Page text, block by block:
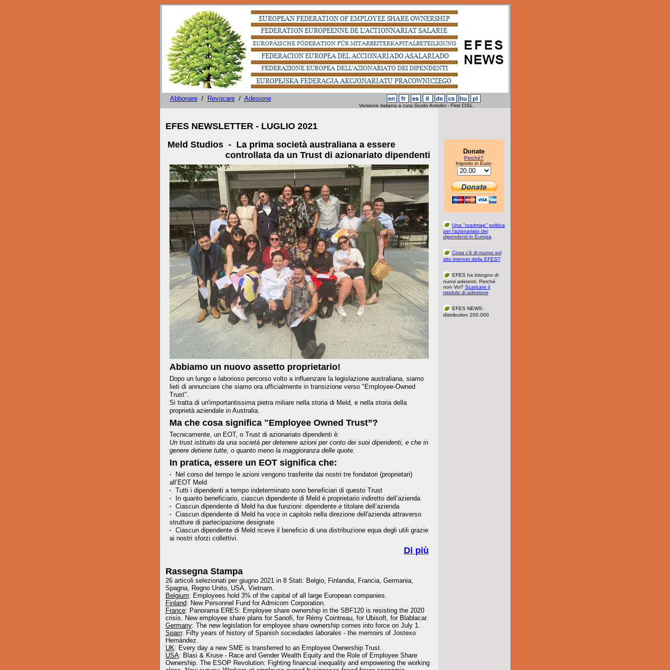
Abbonare/ Revocare/ Adesione
Versione italiana a cura Guido Antolini - First CISL
EFES NEWSLETTER - LUGLIO 2021
Meld Studios - La prima società australiana a essere
controllata da un Trust di azionariato dipendenti
Abbiamo un nuovo assetto proprietario!
Dopo un lungo e laborioso percorso volto a influenzare la legislazione australiana, siamo
lieti di annunciare che siamo ora ufficialmente in transizione verso "Employee-Owned
Trust".
Si tratta di un'importantissima pietra miliare nella storia di Meld, e nella storia della
proprietà aziendale in Australia.
Ma che cosa significa "Employee Owned Trust”?
Tecnicamente, un EOT, o Trust di azionariato dipendenti è:
Un trust istituito da una società per detenere azioni per conto dei suoi dipendenti, e che in
genere detiene tutte, o quanto meno la maggioranza delle quote.
In pratica, essere un EOT significa che:
·
Nel corso del tempo le azioni vengono trasferite dai nostri tre fondatori (proprietari)
all’EOT Meld
· Tutti i dipendenti a tempo indeterminato sono beneficiari di questo Trust
·
In quanto beneficiario, ciascun dipendente di Meld è proprietario indiretto dell’azienda
· Ciascun dipendente di Meld ha due funzioni: dipendente etitolare dell’azienda
· Ciascun dipendente di Meld ha voce in capitolo nella direzione dell'azienda attraverso
strutture di partecipazione designate
· Ciascun dipendente di Meld riceve il beneficio di una distribuzione equa degli utili grazie
ai nostri sforzi collettivi.
Di più
Rassegna Stampa
26articoli selezionati per giugno 2021 in 8 Stati: Belgio, Finlandia, Francia, Germania,
Spagna, Regno Unito, USA, Vietnam.
Belgium: Employees hold 3% of the capital of all large European companies.
Finland: New Personnel Fund for Admicom Corporation.
France: Panorama ERES: Employee share ownership in the SBF120 is resisting the 2020
crisis. New employee share plans for Sanofi, for Rémy Cointreau, for Ubisoft, for Blablacar.
Germany: The new legislation for employee share ownership comes into force on July 1.
Spain: Fifty years of history of Spanish sociedades laborales - the memoirs of Jostexo
Hernández.
UK: Every day a new SME is transferred to an Employee Ownership Trust.
USA: Blasi & Kruse - Race and Gender Wealth Equity and the Role of Employee Share
Ownership. The ESOP Revolution: Fighting financial inequality and empowering the working
Donate
Perché?
Importo in Euro:
Una "roadmap" politica
per l'azionariato dei
dipendenti in Europa
Cosa c’è di nuovo sul
sito internet della EFES?
EFES ha bisogno di
nuovi aderenti. Perché
non Voi? Scaricare il
modulo di adesione
EFES NEWS:
distribution 200.000